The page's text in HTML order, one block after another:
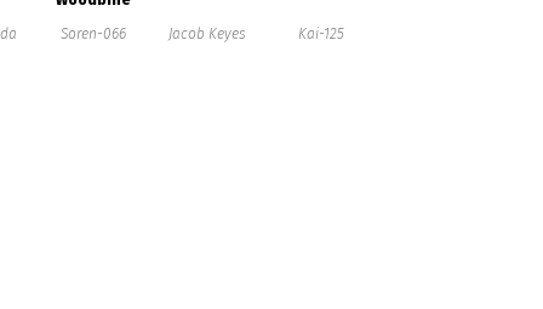
Soren-066
Jacob Keyes Kai-125